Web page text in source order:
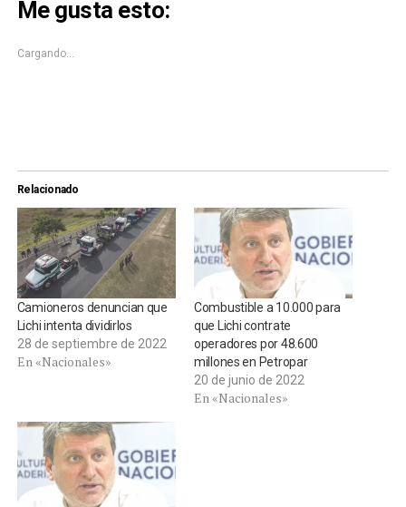
en
una
en
una
Me gusta esto:
Cargando...
Relacionado
Camioneros denuncian que
Lichi intenta dividirlos
28 de septiembre de 2022
En «Nacionales»
Combustible a 10.000 para
que Lichi contrate
operadores por 48.600
millones en Petropar
20 de junio de 2022
En «Nacionales»